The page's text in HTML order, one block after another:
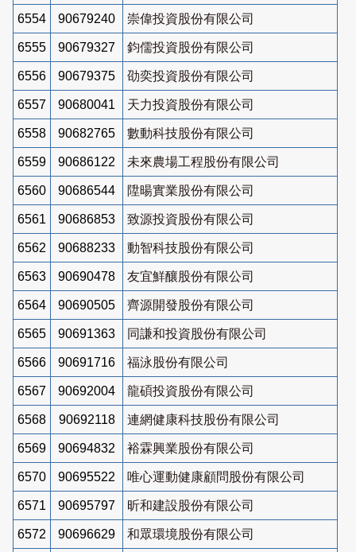
6554 90679240 崇偉投資股份有限公司
6555 90679327 鈞儒投資股份有限公司
6556 90679375 劭奕投資股份有限公司
6557 90680041 天力投資股份有限公司
6558 90682765 數動科技股份有限公司
6559 90686122 未來農場工程股份有限公司
6560 90686544 陞暘實業股份有限公司
6561 90686853 致源投資股份有限公司
6562 90688233 動智科技股份有限公司
6563 90690478 友宜鮮釀股份有限公司
6564 90690505 齊源開發股份有限公司
6565 90691363 同謙和投資股份有限公司
6566 90691716 福泳股份有限公司
6567 90692004 龍碩投資股份有限公司
6568 90692118 連網健康科技股份有限公司
6569 90694832 裕霖興業股份有限公司
6570 90695522 唯心運動健康顧問股份有限公司
6571 90695797 昕和建設股份有限公司
6572 90696629 和眾環境股份有限公司